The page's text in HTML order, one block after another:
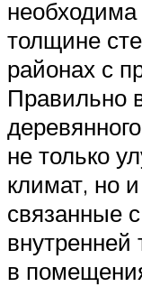
толщине
районах с
Правильно
не только
климат, но
связанные
внутренней
в